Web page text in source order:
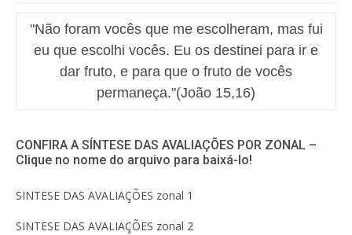
"Não foram vocês que me escolheram, mas fui
eu que escolhi vocês. Eu os destinei para ir e
dar fruto, e para que o fruto de vocês
permaneça."(João 15,16)
CONFIRA A SÍNTESE DAS AVALIAÇÕES POR ZONAL –
Clique no nome do arquivo para baixá-lo!
SINTESE DAS AVALIAÇÕES zonal 1
SINTESE DAS AVALIAÇÕES zonal 2